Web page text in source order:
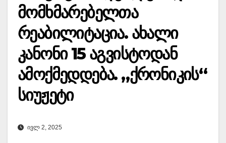
მომხმარებელთა
რეაბილიტაცია. ახალი
კანონი 15 აგვისტოდან
ამოქმედდება. „ქრონიკის“
სიუჟეტი
ᲘᲕᲚ 2, 2025